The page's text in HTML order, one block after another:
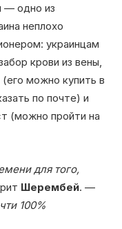
— одно из
неплохо
украинцам
крови из вены,
можно купить в
по почте) и
(можно пройти на
для того,
Шерембей. —
100%